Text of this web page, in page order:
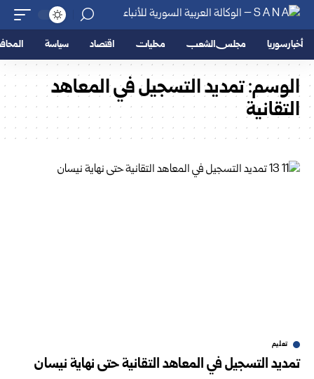
أخبار سوريا مجلس الشعب محليات اقتصاد سياسة
الوسم:تمديد التسجيل في المعاهد
التقانية
تعليم
تمديد التسجيل في المعاهد التقانية حتى نهاية نيسان